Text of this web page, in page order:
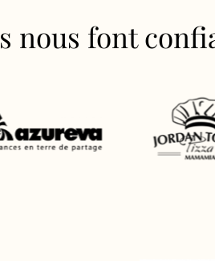
nous font